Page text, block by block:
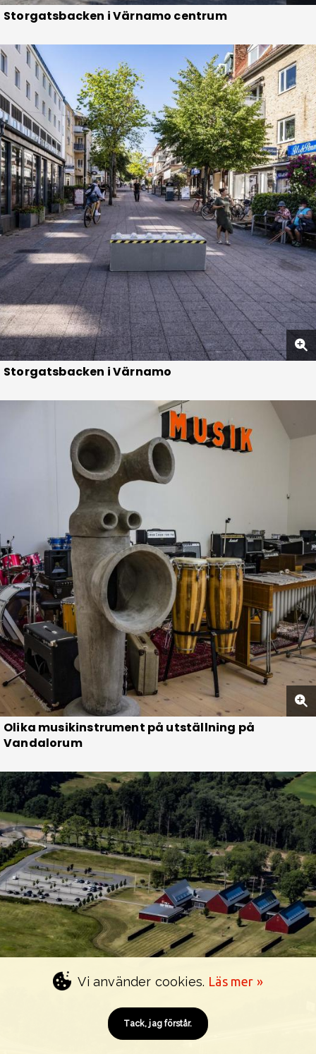
Storgatsbacken i Värnamo centrum
Storgatsbacken i Värnamo
Olika musikinstrument på utställning på
Vandalorum
Vi använder cookies. Läs mer »
Tack, jag förstår.